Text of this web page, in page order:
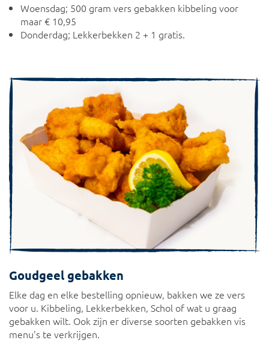
Woensdag; 500 gram vers gebakken kibbeling voor
maar € 10,95
Donderdag; Lekkerbekken 2 + 1 gratis.
Goudgeel gebakken
Elke dag en elke bestelling opnieuw, bakken we ze vers
voor u. Kibbeling, Lekkerbekken, Schol of wat u graag
gebakken wilt. Ook zijn er diverse soorten gebakken vis
menu's te verkrijgen.